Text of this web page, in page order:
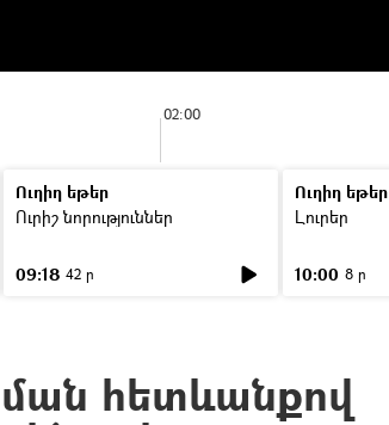
02:00
Ուղիղ եթեր
Ուրիշ նորություններ
09:18 42 ր
Ուղիղ եթեր
Լուրեր
10:00 8 ր
հետևանքով